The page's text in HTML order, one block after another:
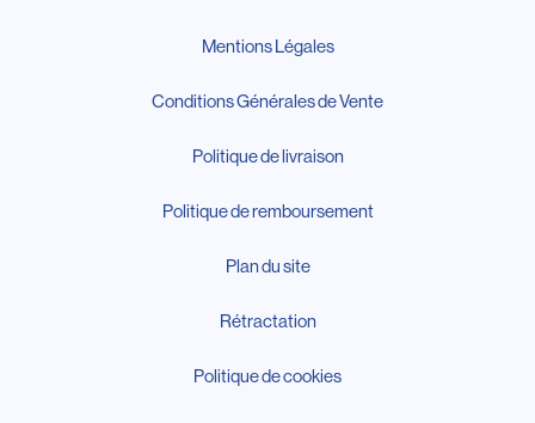
Mentions Légales
Conditions Générales de Vente
Politique de livraison
Politique de remboursement
Plan du site
Rétractation
Politique de cookies